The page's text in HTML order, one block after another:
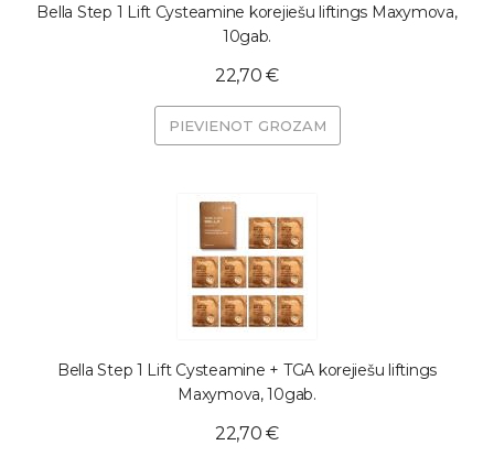
Bella Step 1 Lift Cysteamine korejiešu liftings Maxymova,
10gab.
22,70 €
PIEVIENOT GROZAM
Bella Step 1 Lift Cysteamine + TGA korejiešu liftings
Maxymova, 10gab.
22,70 €